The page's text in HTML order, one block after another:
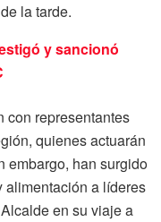
la tarde.
y sancionó
con representantes
quienes actuarán
embargo, han surgido
alimentación a líderes
en su viaje a